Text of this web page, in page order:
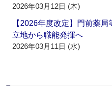
2026年03月12日 (木)
【2026年度改定】門前薬
立地から職能発揮へ
2026年03月11日 (水)